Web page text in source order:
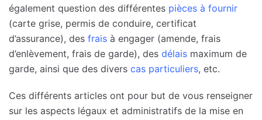
également question des différentes pièces à fournir
(carte grise, permis de conduire, certificat
d’assurance), des frais à engager (amende, frais
d’enlèvement, frais de garde), des délais maximum de
garde, ainsi que des divers cas particuliers, etc.
Ces différents articles ont pour but de vous renseigner
sur les aspects légaux et administratifs de la mise en